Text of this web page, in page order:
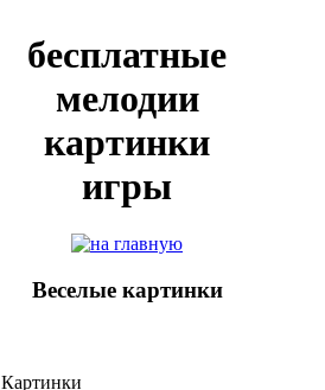
бесплатные
мелодии
картинки
игры
Веселые картинки
Картинки